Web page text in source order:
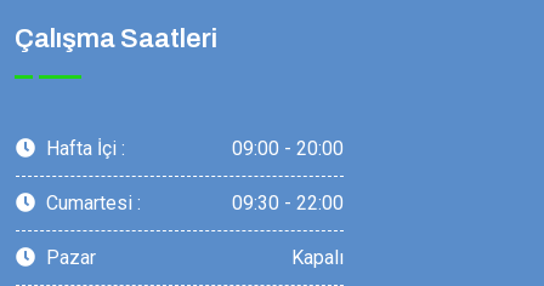
Çalışma Saatleri
Hafta İçi : 09:00 - 20:00
Cumartesi : 09:30 - 22:00
Pazar Kapalı